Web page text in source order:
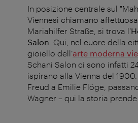
In posizione centrale sul
Viennesi chiamano
Mariahilfer Straße, si trova l’
Salon . Qui, nel cuore della
gioiello dell’arte moderna
Schani Salon ci sono infatti
ispirano alla Vienna del
Freud a Emilie Flöge,
Wagner – qui la storia prende